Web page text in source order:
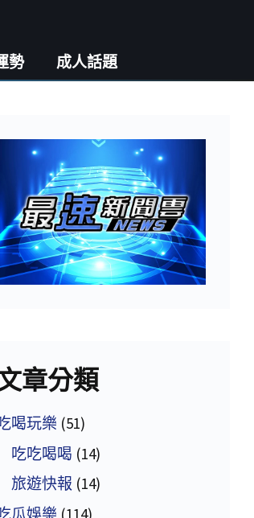
勢 成人話題
章分類
喝玩樂 (51)
吃吃喝喝 (14)
旅遊快報 (14)
瓜娛樂 (114)